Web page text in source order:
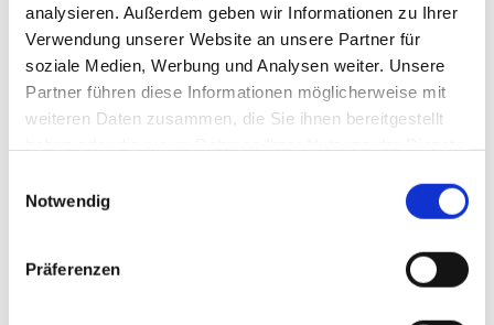
analysieren. Außerdem geben wir Informationen zu Ihrer
Verwendung unserer Website an unsere Partner für
soziale Medien, Werbung und Analysen weiter. Unsere
Partner führen diese Informationen möglicherweise mit
weiteren Daten zusammen, die Sie ihnen bereitgestellt
Notwendig
Präferenzen
sowie die UKAS Challenge 25 Certification.
„Händler stehen unter Druck, ihren Kunden
einen schnelleren und komfortableren
Verkäufe ein dauerhafter Engpass – ein
Verbreitung von Self-Check-out-Systemen
weiter zunimmt“, sagt Christian Floerkemeier,